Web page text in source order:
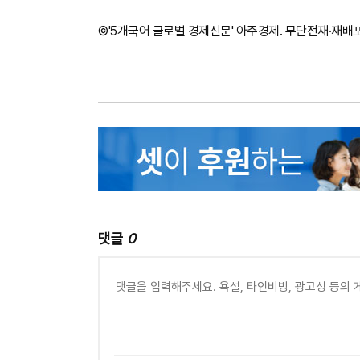
©'5개국어 글로벌 경제신문' 아주경제. 무단전재·재배
댓글 0